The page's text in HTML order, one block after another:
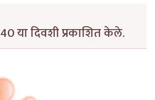
या दिवशी प्रकाशित केले.